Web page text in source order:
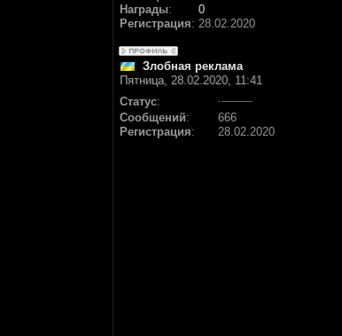
Награды:
0
Регистрация: 28.02.2020
Злобная реклама
Пятница, 28.02.2020, 11:41
Статус:
Сообщений:
666
Регистрация: 28.02.2020